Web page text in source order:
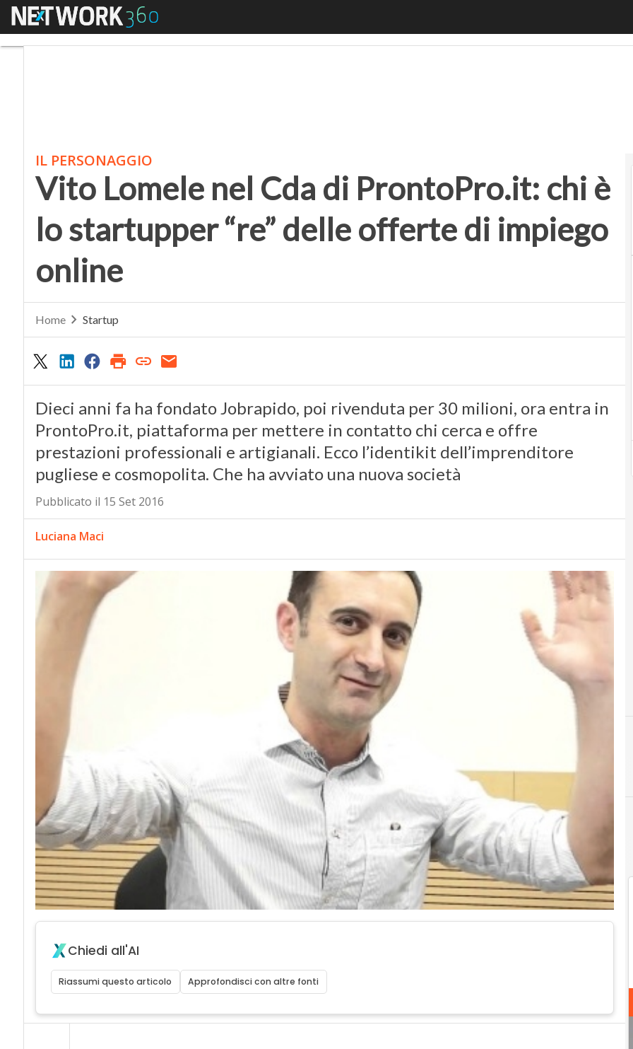
Menu
IL PERSONAGGIO
Vito Lomele nel Cda di ProntoPro.it: chi è
lo startupper “re” delle offerte di impiego
online
Home Startup
Dieci anni fa ha fondato Jobrapido, poi rivenduta per 30 milioni, ora entra in
ProntoPro.it, piattaforma per mettere in contatto chi cerca e offre
prestazioni professionali e artigianali. Ecco l’identikit dell’imprenditore
pugliese e cosmopolita. Che ha avviato una nuova società
Pubblicato il 15 Set 2016
Luciana Maci
Chiedi all'AI
Riassumi questo articolo Approfondisci con altre fonti